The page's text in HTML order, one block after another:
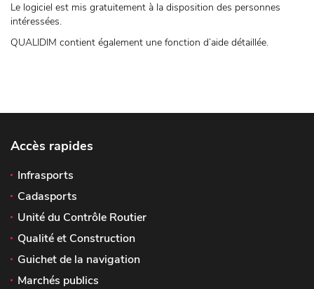
Le logiciel est mis gratuitement à la disposition des personnes
intéressées.
QUALIDIM contient également une fonction d’aide détaillée.
Accès rapides
Infrasports
Cadasports
Unité du Contrôle Routier
Qualité et Construction
Guichet de la navigation
Marchés publics